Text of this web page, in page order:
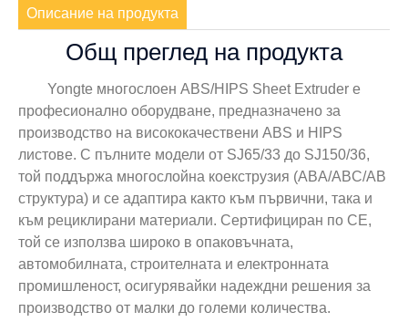
Описание на продукта
Общ преглед на продукта
Yongte многослоен ABS/HIPS Sheet Extruder е
професионално оборудване, предназначено за
производство на висококачествени ABS и HIPS
листове. С пълните модели от SJ65/33 до SJ150/36,
той поддържа многослойна коекструзия (ABA/ABC/AB
структура) и се адаптира както към първични, така и
към рециклирани материали. Сертифициран по CE,
той се използва широко в опаковъчната,
автомобилната, строителната и електронната
промишленост, осигурявайки надеждни решения за
производство от малки до големи количества.